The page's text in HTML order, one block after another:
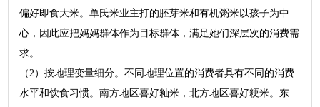
偏好即食大米。单氏米业主打的胚芽米和有机粥米以孩子为中
心，因此应把妈妈群体作为目标群体，满足她们深层次的消费需
求。
（2）按地理变量细分。不同地理位置的消费者具有不同的消费
水平和饮食习惯。南方地区喜好籼米，北方地区喜好粳米。东